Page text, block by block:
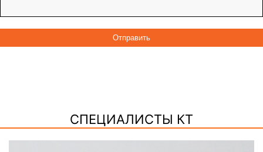
СПЕЦИАЛИСТЫ КТ